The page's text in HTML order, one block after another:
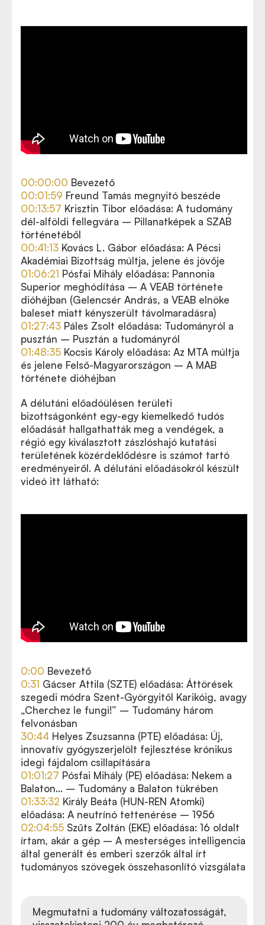
00:00:00 Bevezető
00:01:59 Freund Tamás megnyitó beszéde
00:13:57 Krisztin Tibor előadása: A tudomány
dél-alföldi fellegvára – Pillanatképek a SZAB
történetéből
00:41:13 Kovács L. Gábor előadása: A Pécsi
Akadémiai Bizottság múltja, jelene és jövője
01:06:21 Pósfai Mihály előadása: Pannonia
Superior meghódítása – A VEAB története
dióhéjban (Gelencsér András, a VEAB elnöke
baleset miatt kényszerült távolmaradásra)
01:27:43 Páles Zsolt előadása: Tudományról a
pusztán – Pusztán a tudományról
01:48:35 Kocsis Károly előadása: Az MTA múltja
és jelene Felső-Magyarországon – A MAB
története dióhéjban
A délutáni előadóülésen területi
bizottságonként egy-egy kiemelkedő tudós
előadását hallgathatták meg a vendégek, a
régió egy kiválasztott zászlóshajó kutatási
területének közérdeklődésre is számot tartó
eredményeiről. A délutáni előadásokról készült
videó itt látható:
0:00 Bevezető
0:31 Gácser Attila (SZTE) előadása: Áttörések
szegedi módra Szent-Györgyitől Karikóig, avagy
„Cherchez le fungi!” – Tudomány három
felvonásban
30:44 Helyes Zsuzsanna (PTE) előadása: Új,
innovatív gyógyszerjelölt fejlesztése krónikus
idegi fájdalom csillapítására
01:01:27 Pósfai Mihály (PE) előadása: Nekem a
Balaton... – Tudomány a Balaton tükrében
01:33:32 Király Beáta (HUN-REN Atomki)
előadása: A neutrínó tettenérése – 1956
02:04:55 Szűts Zoltán (EKE) előadása: 16 oldalt
írtam, akár a gép – A mesterséges intelligencia
által generált és emberi szerzők által írt
tudományos szövegek összehasonlító vizsgálata
Megmutatni a tudomány változatosságát,